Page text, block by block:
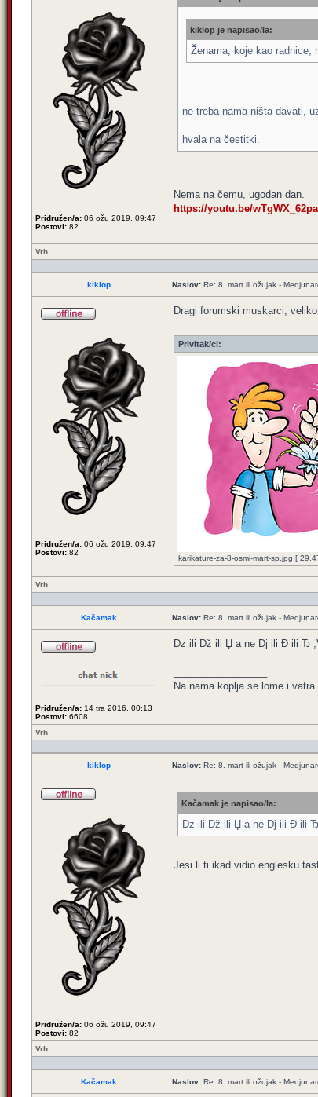
Pridružen/a: 06 ožu 2019, 09:47
Postovi: 82
kiklop je napisao/la:
Ženama, koje kao radnice,
ne treba nama ništa davati,
hvala na čestitki.
Nema na čemu, ugodan dan.
https://youtu.be/
Vrh
kiklop Naslov: Re: 8. mart ili ožujak -
Pridružen/a: 06 ožu 2019, 09:47
Postovi: 82
Dragi forumski muskarci,
Privitak/ci:
karikature-za-8-osmi-mart-sp.jpg [
Vrh
Kačamak Naslov: Re: 8. mart ili ožujak -
Pridružen/a: 14 tra 2016, 00:13
Postovi: 6608
Dz ili Dž ili Џ а ne Dj ili Đ ili Ђ
Na nama koplja se lome i
Vrh
kiklop Naslov: Re: 8. mart ili ožujak -
Pridružen/a: 06 ožu 2019, 09:47
Postovi: 82
Kačamak je napisao/la:
Dz ili Dž ili Џ а ne Dj ili Đ ili
Jesi li ti ikad vidio englesku
Vrh
Kačamak Naslov: Re: 8. mart ili ožujak -